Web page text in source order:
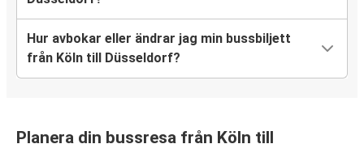
Hur avbokar eller ändrar jag min bussbiljett
från Köln till Düsseldorf?
Planera din bussresa från Köln till